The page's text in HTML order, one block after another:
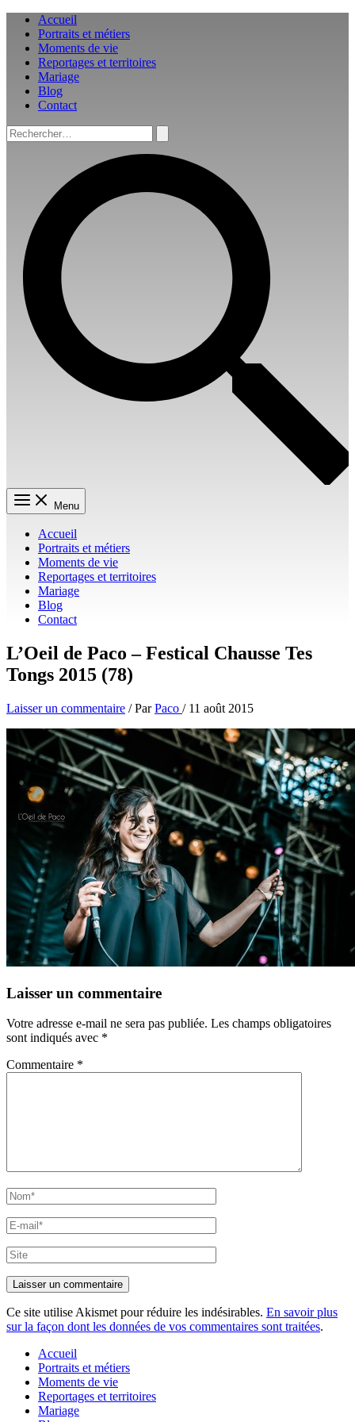
Aller
contenu
Accueil
Portraits et métiers
Moments de vie
Reportages et territoires
Mariage
Blog
Contact
Rechercher :
Menu
Accueil
Portraits et métiers
Moments de vie
Reportages et territoires
Mariage
Blog
Contact
L’Oeil de Paco – Festical Chausse Tes
Tongs 2015 (78)
Laisser un commentaire / ParPaco / 11 août 2015
Laisser un commentaire
Votre adresse e-mail ne sera pas publiée. Les champs obligatoires
sont indiqués avec *
Commentaire *
Nom*
E-
mail*
Site
Ce site utilise Akismet pour réduire les indésirables. En savoir plus
sur la façon dont les données de vos commentaires sont traitées.
Accueil
Portraits et métiers
Moments de vie
Reportages et territoires
Mariage